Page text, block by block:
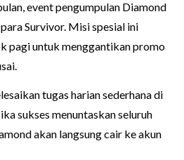
event pengumpulan Diamond
Survivor. Misi spesial ini
pagi untuk menggantikan promo
tugas harian sederhana di
sukses menuntaskan seluruh
akan langsung cair ke akun